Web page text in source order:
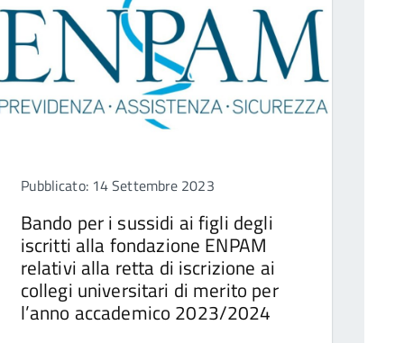
Pubblicato: 14 Settembre 2023
Bando per i sussidi ai figli degli
iscritti alla fondazione ENPAM
relativi alla retta di iscrizione ai
collegi universitari di merito per
l’anno accademico 2023/2024